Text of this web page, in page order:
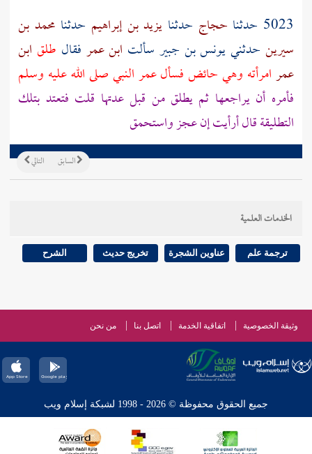
5023 حدثنا
حجاج حدثنا يزيد بن إبراهيم حدثنا محمد بن
سيرين حدثنييونس بن جبير سألت ابن عمر فقال طلق ابن
عمرامرأته وهي حائض فسألعمرالنبي صلى الله عليه وسلم
فأمره أن يراجعها ثم يطلق من قبل عدتها قلت فتعتد بتلك
التطليقة قال أرأيت إن عجز واستحمق
التالي السابق
الخدمات العلمية
ترجمة علم عناوين الشجرة تخريج حديث الشرح
وثيقة الخصوصية اتفاقية الخدمة اتصل بنا من نحن
جميع الحقوق محفوظة © 2026 - 1998 لشبكة إسلام ويب